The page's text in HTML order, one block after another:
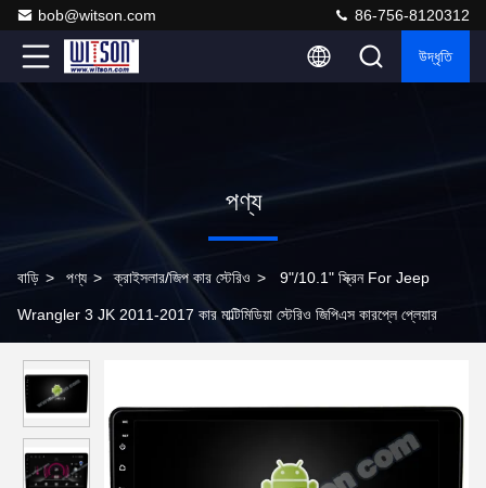
bob@witson.com 86-756-8120312
উদ্ধৃতি
পণ্য
বাড়ি > পণ্য > ক্রাইসলার/জিপ কার স্টেরিও > 9"/10.1" স্ক্রিন For Jeep
Wrangler 3 JK 2011-2017 কার মাল্টিমিডিয়া স্টেরিও জিপিএস কারপ্লে প্লেয়ার